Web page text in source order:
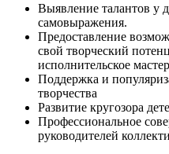
Выявление талантов у
самовыражения.
Предоставление
свой творческий
исполнительское
Поддержка и
творчества
Развитие кругозора
Профессиональное
руководителей